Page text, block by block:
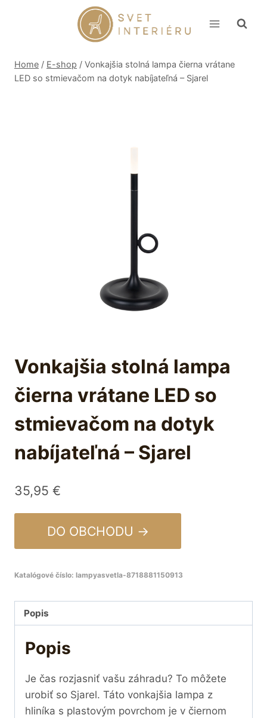
Home / E-shop / Vonkajšia stolná lampa čierna vrátane
LED so stmievačom na dotyk nabíjateľná – Sjarel
Vonkajšia stolná lampa
čierna vrátane LED so
stmievačom na dotyk
nabíjateľná – Sjarel
35,95 €
DO OBCHODU →
Katalógové číslo: lampyasvetla-8718881150913
Popis
Popis
Je čas rozjasniť vašu záhradu? To môžete
urobiť so Sjarel. Táto vonkajšia lampa z
hliníka s plastovým povrchom je v čiernom